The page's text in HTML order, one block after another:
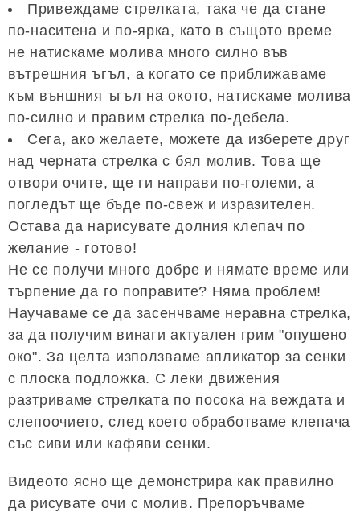
Привеждаме стрелката, така че да стане
по-наситена и по-ярка, като в същото време
не натискаме молива много силно във
вътрешния ъгъл, а когато се приближаваме
към външния ъгъл на окото, натискаме молива
по-силно и правим стрелка по-дебела.
Сега, ако желаете, можете да изберете друг
над черната стрелка с бял молив. Това ще
отвори очите, ще ги направи по-големи, а
погледът ще бъде по-свеж и изразителен.
Остава да нарисувате долния клепач по
желание - готово!
Не се получи много добре и нямате време или
търпение да го поправите? Няма проблем!
Научаваме се да засенчваме неравна стрелка,
за да получим винаги актуален грим "опушено
око". За целта използваме апликатор за сенки
с плоска подложка. С леки движения
разтриваме стрелката по посока на веждата и
слепоочието, след което обработваме клепача
със сиви или кафяви сенки.
Видеото ясно ще демонстрира как правилно
да рисувате очи с молив. Препоръчваме